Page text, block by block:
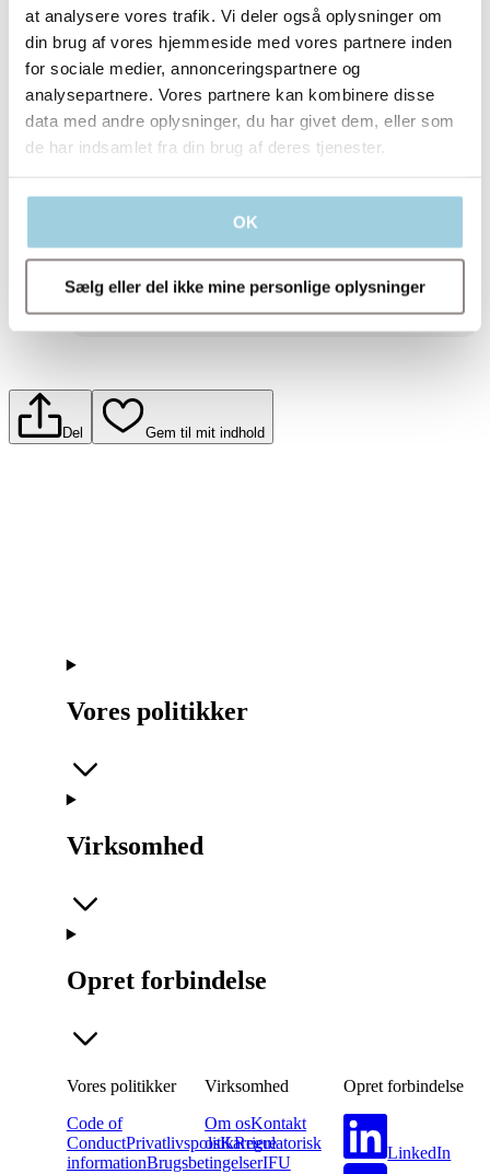
at analysere vores trafik. Vi deler også oplysninger om
din brug af vores hjemmeside med vores partnere inden
for sociale medier, annonceringspartnere og
analysepartnere. Vores partnere kan kombinere disse
data med andre oplysninger, du har givet dem, eller som
de har indsamlet fra din brug af deres tjenester.
OK
Sælg eller del ikke mine personlige oplysninger
Jeg giver hermed samtykke til at Atos Medical,
en del af Coloplast Danmark A/S, behandler
mine personlige oplysninger med det formål at
modtage marketing, invitationer til event og
informationer om Atos Medical produkter og
Del Gem til mit indhold
Vores politikker
Virksomhed
Opret forbindelse
Vores politikker
Code of
ConductPrivatlivspolitikRegulatorisk
informationBrugsbetingelserIFU
Virksomhed
Om osKontakt
osKarriere
Opret forbindelse
LinkedIn